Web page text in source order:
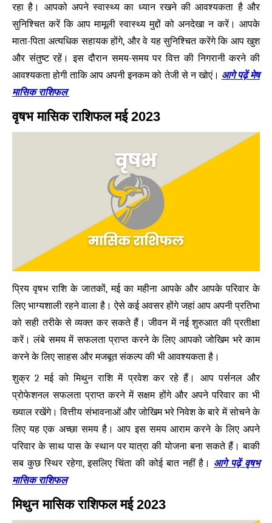
रहा है। आपको अपने स्वास्थ्य का ध्यान रखने की आवश्यकता है और
सुनिश्चित करें कि आप मामूली स्वास्थ्य मुद्दों को अनदेखा न करें। आपके
माता-पिता अत्यधिक सहायक होंगे, और वे यह सुनिश्चित करेंगे कि आप खुश
और संतुष्ट रहें। इस दौरान समय-समय पर वित्त की निगरानी करने की
आवश्यकता होगी ताकि आप अपनी इनकम को तेजी से न खोएं। आगे पढ़ें मेष
मासिक राशिफल
वृषभ मासिक राशिफल मई 2023
प्रिय वृषभ राशि के जातकों, मई का महीना आपके और आपके परिवार के
लिए भाग्यशाली रहने वाला है। ऐसे कई अवसर होंगे जहां आप अपनी प्रतिभा
को सही तरीके से व्यक्त कर सकते हैं। जीवन में नई शुरुआत की प्रतीक्षा
करें। लंबे समय में सफलता प्राप्त करने के लिए आपको जोखिम भरे काम
करने के लिए साहस और मजबूत संकल्प की भी आवश्यकता है।
शुक्र 2 मई को मिथुन राशि में प्रवेश कर रहे हैं। आप पर्सनल और
प्रोफेशनल सफलता प्राप्त करने में सक्षम होंगे और अपने परिवार का भी
ख्याल रखेंगे। वित्तीय संभावनाओं और जोखिम भरे निवेश के बारे में सोचने के
लिए यह एक अच्छा समय है। आप इस समय आराम करने के लिए अपने
परिवार के साथ पास के स्थान पर यात्रा की योजना बना सकते हैं। बाकी
सब कुछ स्थिर रहेगा, इसलिए चिंता की कोई बात नहीं है।
आगे पढ़ें वृषभ
मासिक राशिफल
मिथुन मासिक राशिफल मई 2023